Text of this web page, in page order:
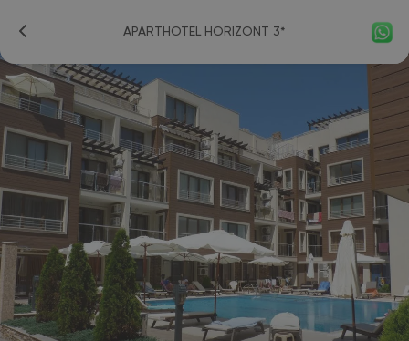
APARTHOTEL HORIZONT 3*